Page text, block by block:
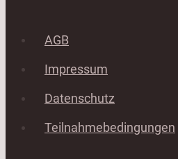
AGB
Impressum
Datenschutz
Teilnahmebedingungen